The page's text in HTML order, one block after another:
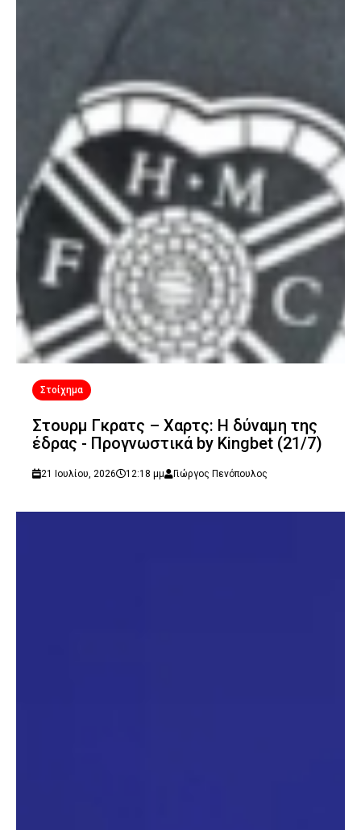
Στοίχημα
Στουρμ Γκρατς – Χαρτς: Η δύναμη της
έδρας - Προγνωστικά by Kingbet (21/7)
21 Ιουλίου, 2026 12:18 μμ Γιώργος Πενόπουλος